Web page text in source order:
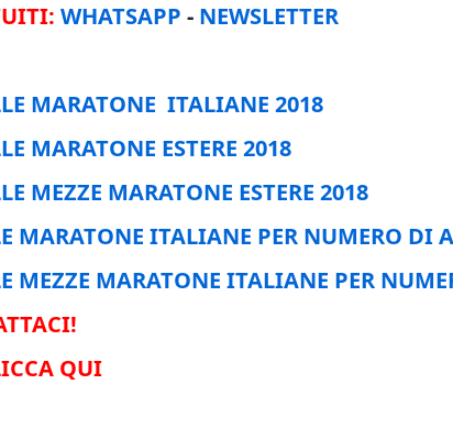
WHATSAPP - NEWSLETTER
MARATONE ITALIANE 2018
MARATONE ESTERE 2018
MEZZE MARATONE ESTERE 2018
MARATONE ITALIANE PER NUMERO DI
MEZZE MARATONE ITALIANE PER
QUI